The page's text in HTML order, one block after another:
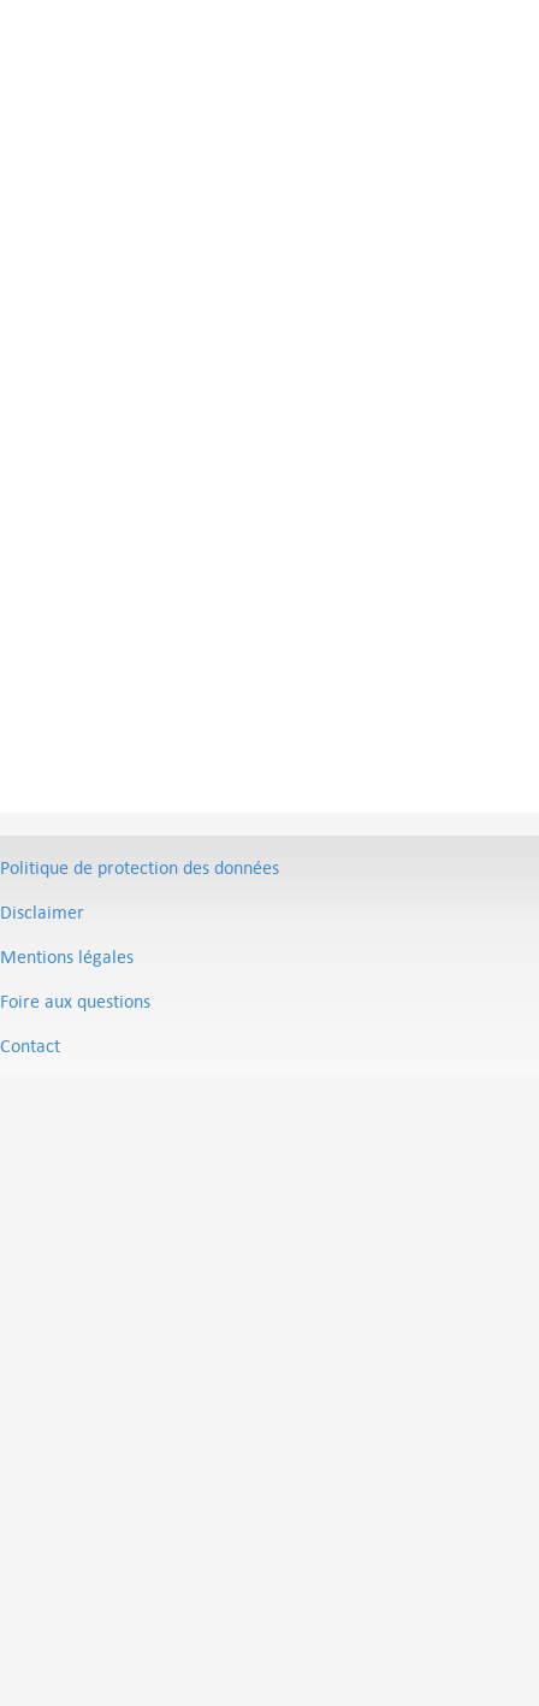
Politique de protection des données
Disclaimer
Mentions légales
Foire aux questions
Contact